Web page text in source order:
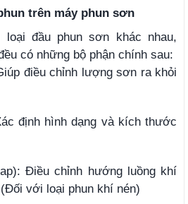
trên máy phun sơn
đầu phun sơn khác nhau,
có những bộ phận chính sau:
điều chỉnh lượng sơn ra khỏi
định hình dạng và kích thước
Điều chỉnh hướng luồng khí
với loại phun khí nén)